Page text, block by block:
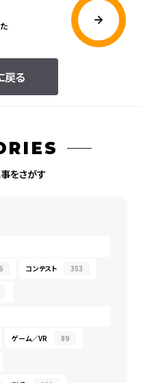
戻る
をさがす
コンテスト 353
ゲーム／VR 89